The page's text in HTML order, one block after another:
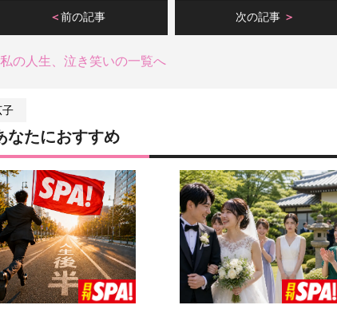
前の記事 次の記事
の人生、泣き笑いの一覧へ
子
なたにおすすめ